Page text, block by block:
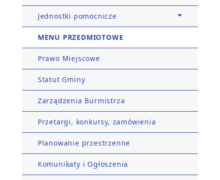
Jednostki pomocnicze
MENU PRZEDMIOTOWE
Prawo Miejscowe
Statut Gminy
Zarządzenia Burmistrza
Przetargi, konkursy, zamówienia
Planowanie przestrzenne
Komunikaty i Ogłoszenia